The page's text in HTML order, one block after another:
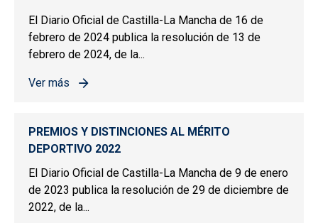
El Diario Oficial de Castilla-La Mancha de 16 de
febrero de 2024 publica la resolución de 13 de
febrero de 2024, de la...
Ver más
sobre PREMIOS Y DISTINCIONES AL MÉRITO
PREMIOS Y DISTINCIONES AL MÉRITO
DEPORTIVO 2022
El Diario Oficial de Castilla-La Mancha de 9 de enero
de 2023 publica la resolución de 29 de diciembre de
2022, de la...